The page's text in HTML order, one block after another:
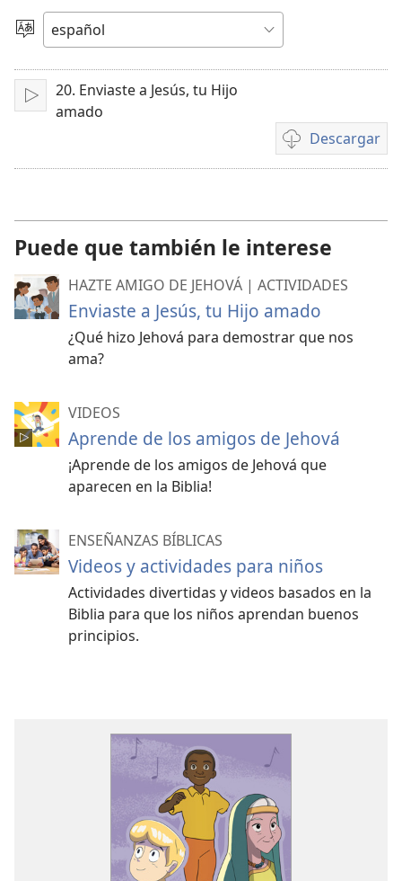
video
Elegir
idioma
Reproducir
20. Enviaste a Jesús, tu Hijo
amado
Descargar
Opciones
de
Puede que también le interese
HAZTE AMIGO DE JEHOVÁ | ACTIVIDADES
Enviaste a Jesús, tu Hijo amado
¿Qué hizo Jehová para demostrar que nos
ama?
VIDEOS
Aprende de los amigos de Jehová
¡Aprende de los amigos de Jehová que
aparecen en la Biblia!
ENSEÑANZAS BÍBLICAS
Videos y actividades para niños
Actividades divertidas y videos basados en la
Biblia para que los niños aprendan buenos
principios.